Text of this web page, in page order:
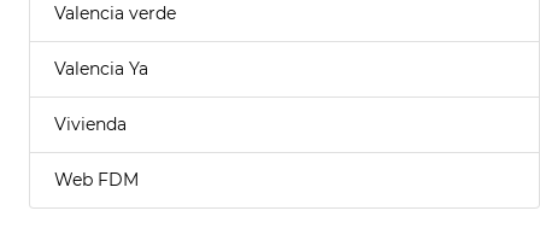
Valencia verde
Valencia Ya
Vivienda
Web FDM